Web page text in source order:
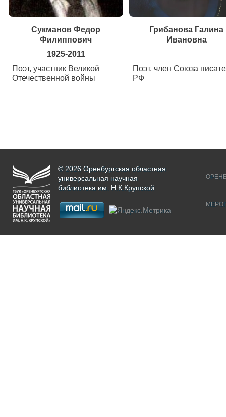
Сукманов Федор
Филиппович
1925-2011
Поэт, участник Великой
Отечественной войны
Грибанова Галина
Ивановна
Поэт, член Союза
РФ
© 2026 Оренбургская областная
универсальная научная
библиотека им. Н.К.Крупской